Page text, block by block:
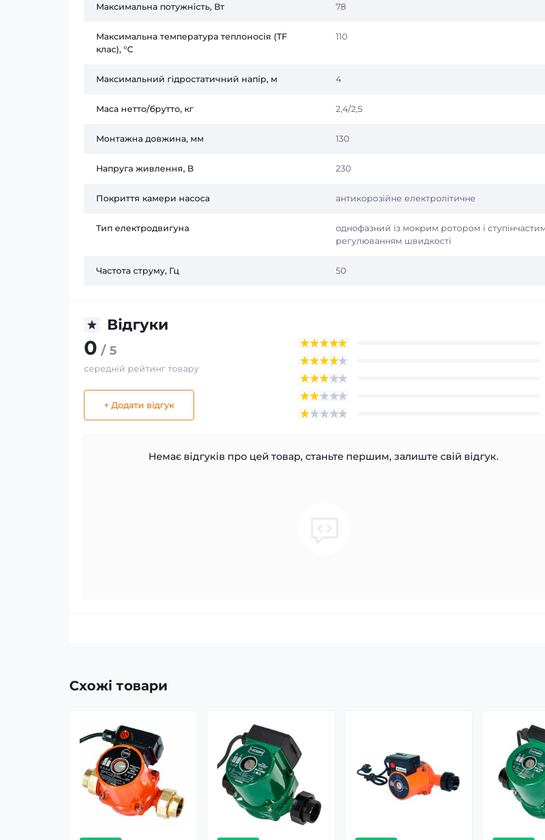
Максимальна потужність, Вт 78
Максимальна температура теплоносія (TF
клас), °С
110
Максимальний гідростатичний напір, м 4
Маса нетто/брутто, кг 2,4/2,5
Монтажна довжина, мм 130
Напруга живлення, В 230
Покриття камери насоса антикорозійне електролітичне
Тип електродвигуна
однофазний із мокрим ротором і
регулюванням швидкості
Частота струму, Гц 50
Відгуки
0 / 5
середній рейтинг товару
+ Додати відгук
Немає відгуків про цей товар, станьте першим, залиште свій відгук.
Схожі товари